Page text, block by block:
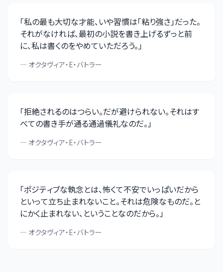
「私の最も大切な才能、いや習慣は「粘り強さ」だった。
それがなければ、最初の小説を書き上げるずっと前
に、私は書くのをやめていただろう。」
— オクタヴィア・E・バトラー
「拒絶されるのはつらい。だが避けられない。それはす
べての書き手が通る通過儀礼なのだ。」
— オクタヴィア・E・バトラー
「ポジティブな執念とは、怖くて不安でいっぱいだから
といって立ち止まれないこと。それは危険なものだ。と
にかく止まれない、ということなのだから。」
— オクタヴィア・E・バトラー